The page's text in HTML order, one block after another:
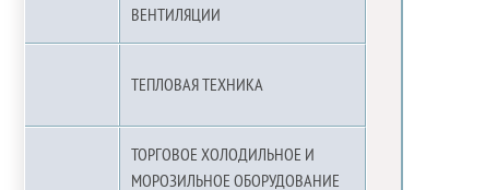
ВЕНТИЛЯЦИИ
ТЕПЛОВАЯ ТЕХНИКА
ТОРГОВОЕ ХОЛОДИЛЬНОЕ И
МОРОЗИЛЬНОЕ ОБОРУДОВАНИЕ